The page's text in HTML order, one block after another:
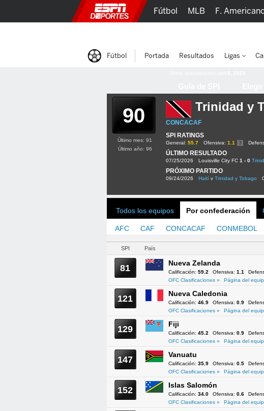
90 Trinidad y
CONCACAF
SPI RATINGS
General: 55.7 Ofensiva: 1.1
ÚLTIMO RESULTADO
07/25/2026 Louisville City FC 1 - 0
PRÓXIMO PARTIDO
09/24/2026 Haití v Trinidad y Tobago
Último mes: 91
Último año: 96
Todos los equipos Por confederación
AFC CAF CONCACAF CONMEBOL
SPI
País
81 Nueva Zelanda
Calificación: 59.2 Ofensiva: 1.1
OFC Clasificaciones »
Página del
121 Nueva Caledonia
Calificación: 46.9 Ofensiva: 0.9
OFC Clasificaciones »
Página del
129 Fiji
Calificación: 45.2 Ofensiva: 0.9
OFC Clasificaciones »
Página del
147 Vanuatu
Calificación: 35.9 Ofensiva: 0.5
OFC Clasificaciones »
Página del
152 Islas Salomón
Calificación: 34.0 Ofensiva: 0.6
OFC Clasificaciones »
Página del
Fútbol MLB F.
Fútbol Portada Resultados Ligas